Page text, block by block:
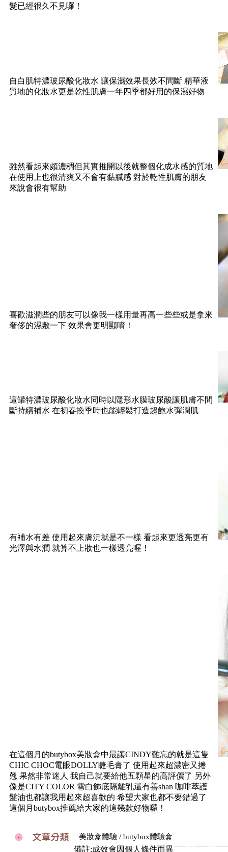
髮已經很久不見囉！
自白肌特濃玻尿酸化妝水 讓保濕效果長效不間斷 精華液
質地的化妝水更是乾性肌膚一年四季都好用的保濕好物
雖然看起來頗濃稠但其實推開以後就整個化成水感的質地
在使用上也很清爽又不會有黏膩感 對於乾性肌膚的朋友
來說會很有幫助
喜歡滋潤些的朋友可以像我一樣用量再高一些些或是拿來
奢侈的濕敷一下 效果會更明顯唷！
這罐特濃玻尿酸化妝水同時以隱形水膜玻尿酸讓肌膚不間
斷持續補水 在初春換季時也能輕鬆打造超飽水彈潤肌
有補水有差 使用起來膚況就是不一樣 看起來更透亮更有
光澤與水潤 就算不上妝也一樣透亮喔！
在這個月的butybox美妝盒中最讓CINDY難忘的就是這隻
CHIC CHOC電眼DOLLY睫毛膏了 使用起來超濃密又捲
翹 果然非常迷人 我自己就要給他五顆星的高評價了 另外
像是CITY COLOR 雪白飾底隔離乳還有善shan 咖啡萃護
髮油也都讓我用起來超喜歡的 希望大家也都不要錯過了
這個月butybox推薦給大家的這幾款好物囉！
美妝盒體驗 / butybox體驗盒
備註:成效會因個人條件而異